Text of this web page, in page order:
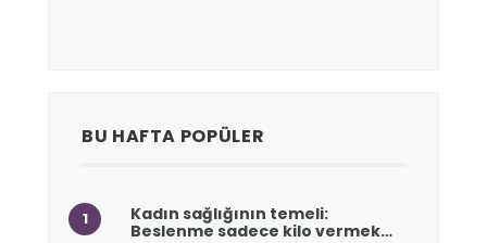
BU HAFTA POPÜLER
Kadın sağlığının temeli:
Beslenme sadece kilo vermek…